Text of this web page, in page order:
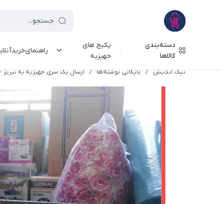
دسته‌بندی
کالاها
پکیج های
جهیزیه
نیک اندیش / بایگانی نوشته‌ها / ارسال یک سری جهیزیه به تبریز -98/11/16